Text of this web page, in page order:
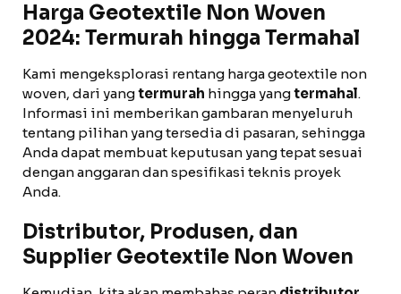
Harga Geotextile Non Woven
2024: Termurah hingga Termahal
Kami mengeksplorasi rentang harga geotextile non
woven, dari yangtermurah hingga yangtermahal.
Informasi ini memberikan gambaran menyeluruh
tentang pilihan yang tersedia di pasaran, sehingga
Anda dapat membuat keputusan yang tepat sesuai
dengan anggaran dan spesifikasi teknis proyek
Anda.
Distributor, Produsen, dan
Supplier Geotextile Non Woven